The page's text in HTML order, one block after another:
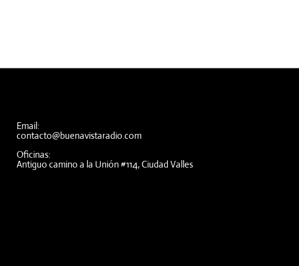
Email:
contacto@buenavistaradio.com
Oficinas:
Antiguo camino a la Unión #114, Ciudad Valles